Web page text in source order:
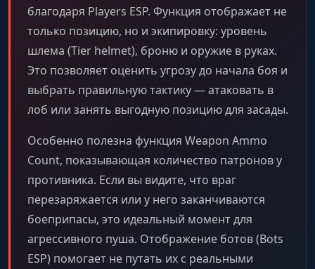
благодаря Players ESP. Функция отображает не
только позицию, но и экипировку: уровень
шлема (Tier helmet), броню и оружие в руках.
Это позволяет оценить угрозу до начала боя и
выбрать правильную тактику — атаковать в
лоб или занять выгодную позицию для засады.
Особенно полезна функция Weapon Ammo
Count, показывающая количество патронов у
противника. Если вы видите, что враг
перезаряжается или у него заканчиваются
боеприпасы, это идеальный момент для
агрессивного пуша. Отображение ботов (Bots
ESP) помогает не путать их с реальными